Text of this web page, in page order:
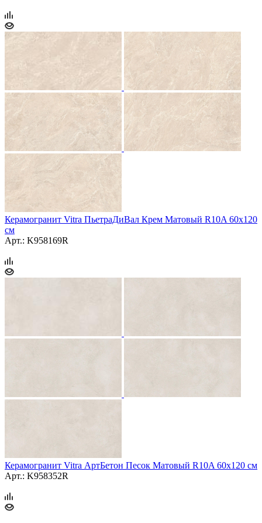
Керамогранит Vitra ПьетраДиВал Крем Матовый R10A 60x120
см
Арт.: K958169R
Керамогранит Vitra АртБетон Песок Матовый R10A 60x120 см
Арт.: K958352R